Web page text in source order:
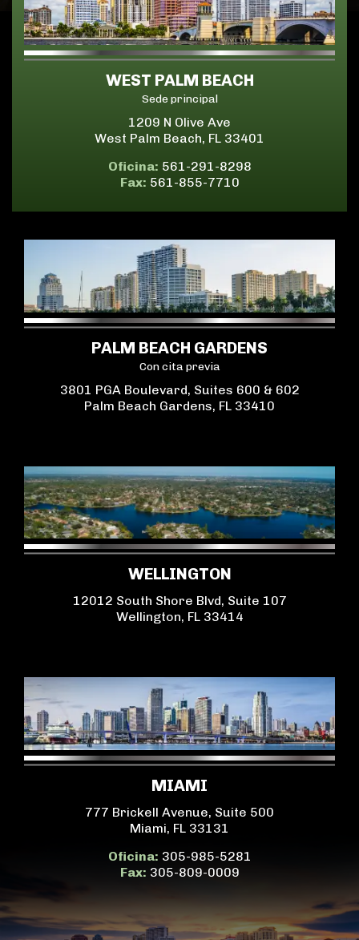
WEST PALM BEACH
Sede principal
1209 N Olive Ave
West Palm Beach, FL 33401
Oficina: 561-291-8298
Fax: 561-855-7710
PALM BEACH GARDENS
Con cita previa
3801 PGA Boulevard, Suites 600 & 602
Palm Beach Gardens, FL 33410
WELLINGTON
12012 South Shore Blvd, Suite 107
Wellington, FL 33414
MIAMI
777 Brickell Avenue, Suite 500
Miami, FL 33131
Oficina: 305-985-5281
Fax: 305-809-0009